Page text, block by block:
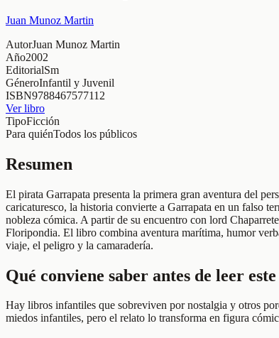
Juan Munoz Martin
AutorJuan Munoz Martin
Año2002
EditorialSm
GéneroInfantil y Juvenil
ISBN9788467577112
Ver libro
TipoFicción
Para quiénTodos los públicos
Resumen
El pirata Garrapata presenta la primera gran aventura del
caricaturesco, la historia convierte a Garrapata en un falso
nobleza cómica. A partir de su encuentro con lord
Floripondia. El libro combina aventura marítima, humor
viaje, el peligro y la camaradería.
Qué conviene saber antes de leer
Hay libros infantiles que sobreviven por nostalgia y otros
miedos infantiles, pero el relato lo transforma en figura